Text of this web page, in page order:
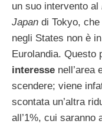
un suo intervento al
Japan di Tokyo,
negli States non è
Eurolandia. Questo
interesse nell’area
scendere; viene
scontata un’altra
all’1%, cui saranno